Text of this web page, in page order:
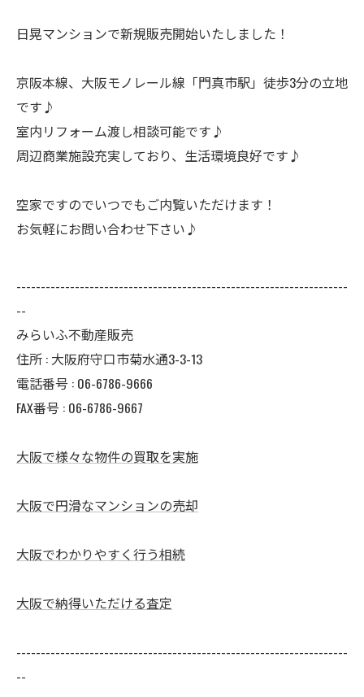
日晃マンションで新規販売開始いたしました！
京阪本線、大阪モノレール線「門真市駅」徒歩3分の立地
です♪
室内リフォーム渡し相談可能です♪
周辺商業施設充実しており、生活環境良好です♪
空家ですのでいつでもご内覧いただけます！
お気軽にお問い合わせ下さい♪
--------------------------------------------------------------------
--
みらいふ不動産販売
住所 : 大阪府守口市菊水通3-3-13
電話番号 : 06-6786-9666
FAX番号 : 06-6786-9667
大阪で様々な物件の買取を実施
大阪で円滑なマンションの売却
大阪でわかりやすく行う相続
大阪で納得いただける査定
--------------------------------------------------------------------
--